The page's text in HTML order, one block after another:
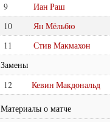
9
Иан Раш
10
Ян Мёльбю
11
Стив Макмахон
Замены
12
Кевин Макдональд
Материалы о матче